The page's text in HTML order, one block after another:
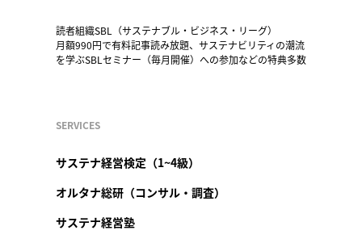
読者組織SBL（サステナブル・ビジネス・リーグ）
月額990円で有料記事読み放題、サステナビリティの潮流
を学ぶSBLセミナー（毎月開催）への参加などの特典多数
SERVICES
サステナ経営検定（1~4級）
オルタナ総研（コンサル・調査）
サステナ経営塾